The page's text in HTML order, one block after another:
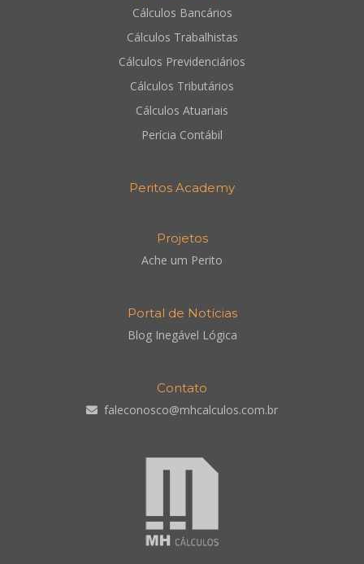
Cálculos Bancários
Cálculos Trabalhistas
Cálculos Previdenciários
Cálculos Tributários
Cálculos Atuariais
Perícia Contábil
Peritos Academy
Projetos
Ache um Perito
Portal de Notícias
Blog Inegável Lógica
Contato
faleconosco@mhcalculos.com.br